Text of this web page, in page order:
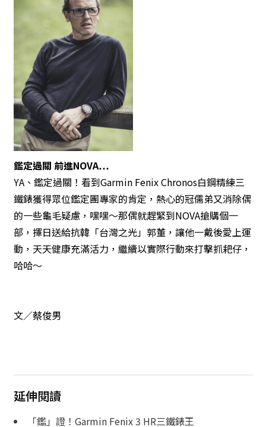
鑑定過關 前進NOVA…
YA、鑑定過關！看到Garmin Fenix Chronos白鋼精練三
鐵錶獲得眾位鑑定團專家的肯定，熱心的冠儒弟又消除偶
的一些龜毛疑慮，嘿嘿～那偶就趕緊到NOVA搶購個一
部，擇日送給抗韓「台灣之光」郭董，讓他一戴後愛上運
動，天天健康充滿活力，繼續以實際行動來打擊抓耙仔，
哈哈～
文／蔡俊男
延伸閱讀
「鑑」證！Garmin Fenix 3 HR三鐵錶王